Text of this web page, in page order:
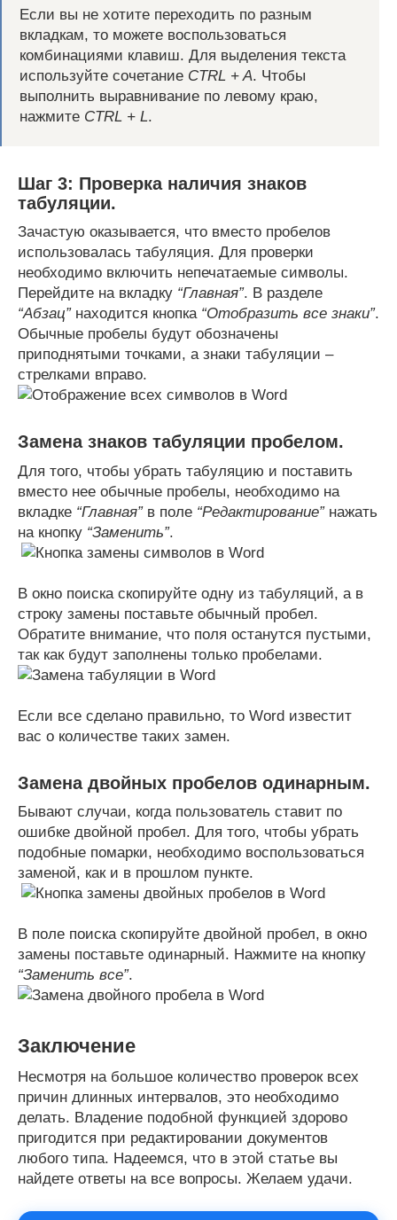
Если вы не хотите переходить по разным
вкладкам, то можете воспользоваться
комбинациями клавиш. Для выделения текста
используйте сочетание CTRL + A. Чтобы
выполнить выравнивание по левому краю,
нажмите CTRL + L.
Шаг 3: Проверка наличия знаков
табуляции.
Зачастую оказывается, что вместо пробелов
использовалась табуляция. Для проверки
необходимо включить непечатаемые символы.
Перейдите на вкладку “Главная”. В разделе
“Абзац”находится кнопка “Отобразить все знаки”.
Обычные пробелы будут обозначены
приподнятыми точками, а знаки табуляции –
стрелками вправо.
Замена знаков табуляции пробелом.
Для того, чтобы убрать табуляцию и поставить
вместо нее обычные пробелы, необходимо на
вкладке “Главная”в поле “Редактирование”нажать
на кнопку “Заменить”.
В окно поиска скопируйте одну из табуляций, а в
строку замены поставьте обычный пробел.
Обратите внимание, что поля останутся пустыми,
так как будут заполнены только пробелами.
Если все сделано правильно, то Word известит
вас о количестве таких замен.
Замена двойных пробелов одинарным.
Бывают случаи, когда пользователь ставит по
ошибке двойной пробел. Для того, чтобы убрать
подобные помарки, необходимо воспользоваться
заменой, как и в прошлом пункте.
В поле поиска скопируйте двойной пробел, в окно
замены поставьте одинарный. Нажмите на кнопку
“Заменить все”.
Заключение
Несмотря на большое количество проверок всех
причин длинных интервалов, это необходимо
делать. Владение подобной функцией здорово
пригодится при редактировании документов
любого типа. Надеемся, что в этой статье вы
найдете ответы на все вопросы. Желаем удачи.